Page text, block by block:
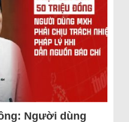
Người dùng